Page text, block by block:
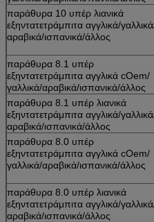
παράθυρα 10 υπέρ λιανικά
εξηντατετράμπιτα αγγλικά/
αραβικά/ισπανικά/άλλος
παράθυρα 8.1 υπέρ
εξηντατετράμπιτα αγγλικά cOem/
γαλλικά/αραβικά/ισπανικά/άλλος
παράθυρα 8.1 υπέρ λιανικά
εξηντατετράμπιτα αγγλικά/
αραβικά/ισπανικά/άλλος
παράθυρα 8.0 υπέρ
εξηντατετράμπιτα αγγλικά cOem/
γαλλικά/αραβικά/ισπανικά/άλλος
παράθυρα 8.0 υπέρ λιανικά
εξηντατετράμπιτα αγγλικά/
αραβικά/ισπανικά/άλλος